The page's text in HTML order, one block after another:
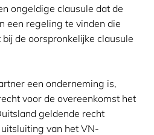
ongeldige clausule dat de
een regeling te vinden die
de oorspronkelijke clausule
een onderneming is,
voor de overeenkomst het
geldende recht
van het VN-